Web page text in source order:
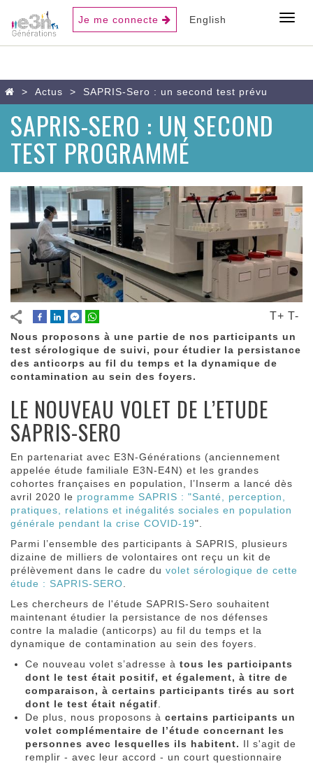
Aller
principal
USER
ACCOUNT
MENU
Je me connecte English
HomeActus SAPRIS-Sero : un second test prévu
SAPRIS-SERO : UN SECOND
TEST PROGRAMMÉ
T+ T-
Nous proposons à une partie de nos participants un
test sérologique de suivi, pour étudier la persistance
des anticorps au fil du temps et la dynamique de
contamination au sein des foyers.
LE NOUVEAU VOLET DE L’ETUDE
SAPRIS-SERO
En partenariat avec E3N-Générations (anciennement
appelée étude familiale E3N-E4N) et les grandes
cohortes françaises en population, l’Inserm a lancé dès
avril 2020 le programme SAPRIS : "Santé, perception,
pratiques, relations et inégalités sociales en population
générale pendant la crise COVID-19".
Parmi l’ensemble des participants à SAPRIS, plusieurs
dizaine de milliers de volontaires ont reçu un kit de
prélèvement dans le cadre du volet sérologique de cette
étude : SAPRIS-SERO.
Les chercheurs de l'étude SAPRIS-Sero souhaitent
maintenant étudier la persistance de nos défenses
contre la maladie (anticorps) au fil du temps et la
dynamique de contamination au sein des foyers.
Ce nouveau volet s’adresse à tous les participants
dont le test était positif, et également, à titre de
comparaison, à certains participants tirés au sort
dont le test était négatif.
De plus, nous proposons à certains participants un
volet complémentaire de l’étude concernant les
personnes avec lesquelles ils habitent. Il s'agit de
remplir - avec leur accord - un court questionnaire